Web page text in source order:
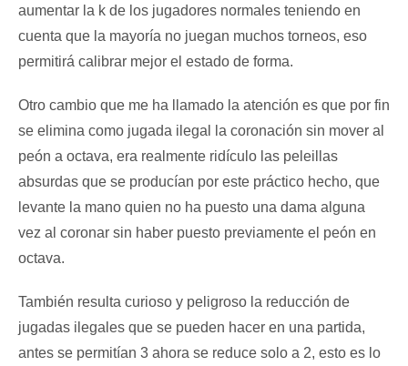
aumentar la k de los jugadores normales teniendo en
cuenta que la mayoría no juegan muchos torneos, eso
permitirá calibrar mejor el estado de forma.
Otro cambio que me ha llamado la atención es que por fin
se elimina como jugada ilegal la coronación sin mover al
peón a octava, era realmente ridículo las peleillas
absurdas que se producían por este práctico hecho, que
levante la mano quien no ha puesto una dama alguna
vez al coronar sin haber puesto previamente el peón en
octava.
También resulta curioso y peligroso la reducción de
jugadas ilegales que se pueden hacer en una partida,
antes se permitían 3 ahora se reduce solo a 2, esto es lo